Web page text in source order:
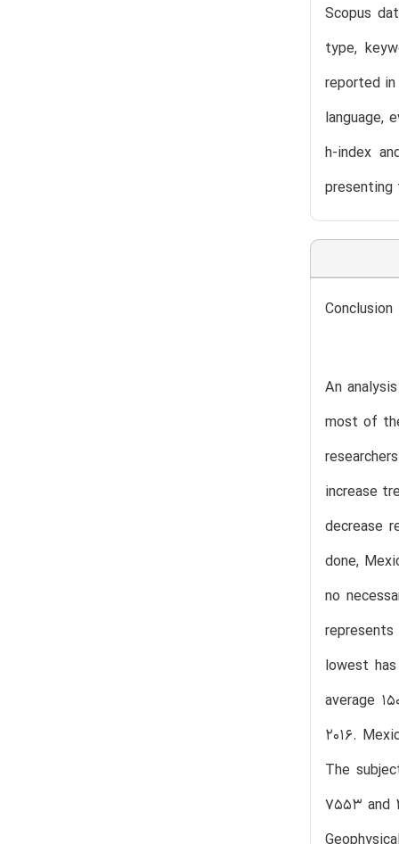
Scopus
type,
reported
language,
h-index
presenting
Conclusion
An
most of
increase
decrease
done,
no
lowest
average
2016.
The
7553 and